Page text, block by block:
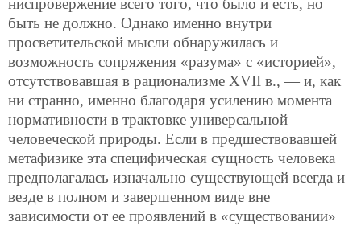
ниспровержение всего того, что было и есть, но
быть не должно. Однако именно внутри
просветительской мысли обнаружилась и
возможность сопряжения «разума» с «историей»,
отсутствовавшая в рационализме XVII в., — и, как
ни странно, именно благодаря усилению момента
нормативности в трактовке универсальной
человеческой природы. Если в предшествовавшей
метафизике эта специфическая сущность человека
предполагалась изначально существующей всегда и
везде в полном и завершенном виде вне
зависимости от ее проявлений в «существовании»